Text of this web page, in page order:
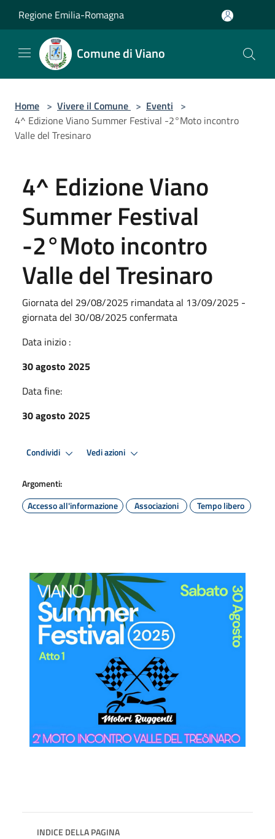
Regione Emilia-Romagna
Comune di Viano
Home > Vivere il Comune > Eventi >
4^ Edizione Viano Summer Festival -2°Moto incontro
Valle del Tresinaro
4^ Edizione Viano
Summer Festival
-2°Moto incontro
Valle del Tresinaro
Giornata del 29/08/2025 rimandata al 13/09/2025 -
giornata del 30/08/2025 confermata
Data inizio :
30 agosto 2025
Data fine:
30 agosto 2025
Condividi Vedi azioni
Argomenti:
Accesso all'informazione
Associazioni Tempo libero
INDICE DELLA PAGINA